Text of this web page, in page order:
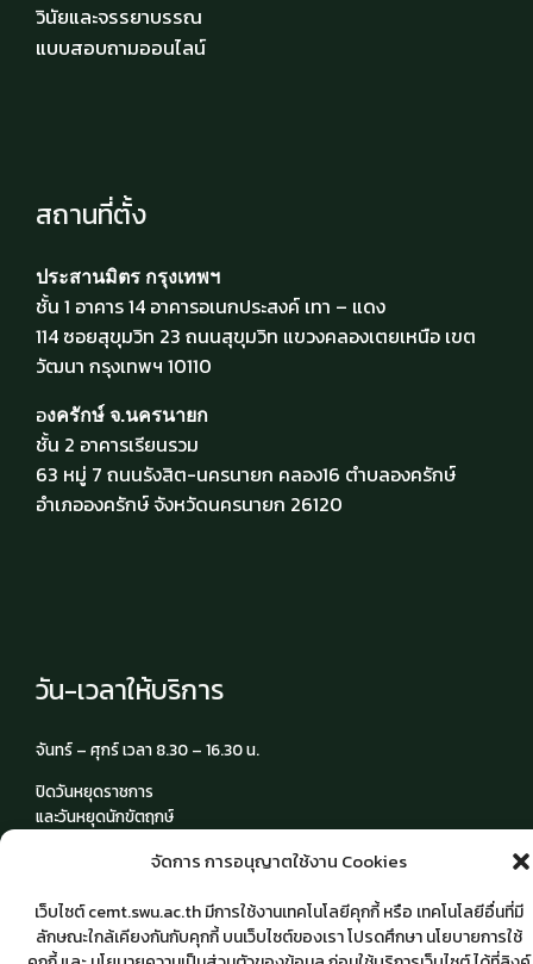
จัดการ การอนุญาตใช้งาน Cookies
เว็บไซต์ cemt.swu.ac.th มีการใช้งานเทคโนโลยีคุกกี้ หรือ เทคโนโลยีอื่นที่มี
ลักษณะใกล้เคียงกันกับคุกกี้ บนเว็บไซต์ของเรา โปรดศึกษา นโยบายการใช้
วินัยและจรรยาบรรณ
แบบสอบถามออนไลน์
สถานที่ตั้ง
ประสานมิตร กรุงเทพฯ
ชั้น 1 อาคาร 14 อาคารอเนกประสงค์ เทา – แดง
114 ซอยสุขุมวิท 23 ถนนสุขุมวิท แขวงคลองเตยเหนือ เขต
วัฒนา กรุงเทพฯ 10110
องครักษ์ จ.นครนายก
ชั้น 2 อาคารเรียนรวม
63 หมู่ 7 ถนนรังสิต-นครนายก คลอง16 ตำบลองครักษ์
อำเภอองครักษ์ จังหวัดนครนายก 26120
วัน-เวลาให้บริการ
จันทร์ – ศุกร์ เวลา 8.30 – 16.30 น.
ปิดวันหยุดราชการ
และวันหยุดนักขัตฤกษ์